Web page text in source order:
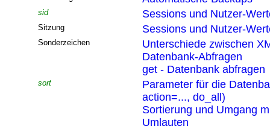
sid Sessions und Nutzer-
Sitzung Sessions und Nutzer-
Sonderzeichen
Unterschiede zwischen
Datenbank-Abfragen
get - Datenbank abfragen
sort
Parameter für die
action=..., do_all)
Sortierung und Umgang
Umlauten